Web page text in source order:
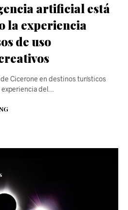
artificial está
la experiencia
de uso
Cicerone en destinos turísticos
del…